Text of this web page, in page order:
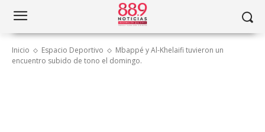
Inicio Espacio Deportivo
Mbappé y Al-Khelaifi tuvieron un
encuentro subido de tono el domingo.